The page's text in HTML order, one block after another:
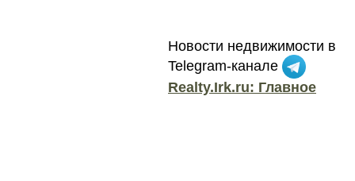
Новости недвижимости в
Telegram-канале
Realty.Irk.ru: Главное